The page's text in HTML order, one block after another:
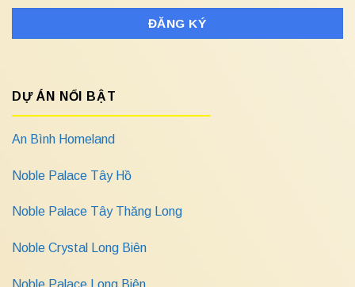
DỰ ÁN NỔI BẬT
An Bình Homeland
Noble Palace Tây Hồ
Noble Palace Tây Thăng Long
Noble Crystal Long Biên
Noble Palace Long Biên